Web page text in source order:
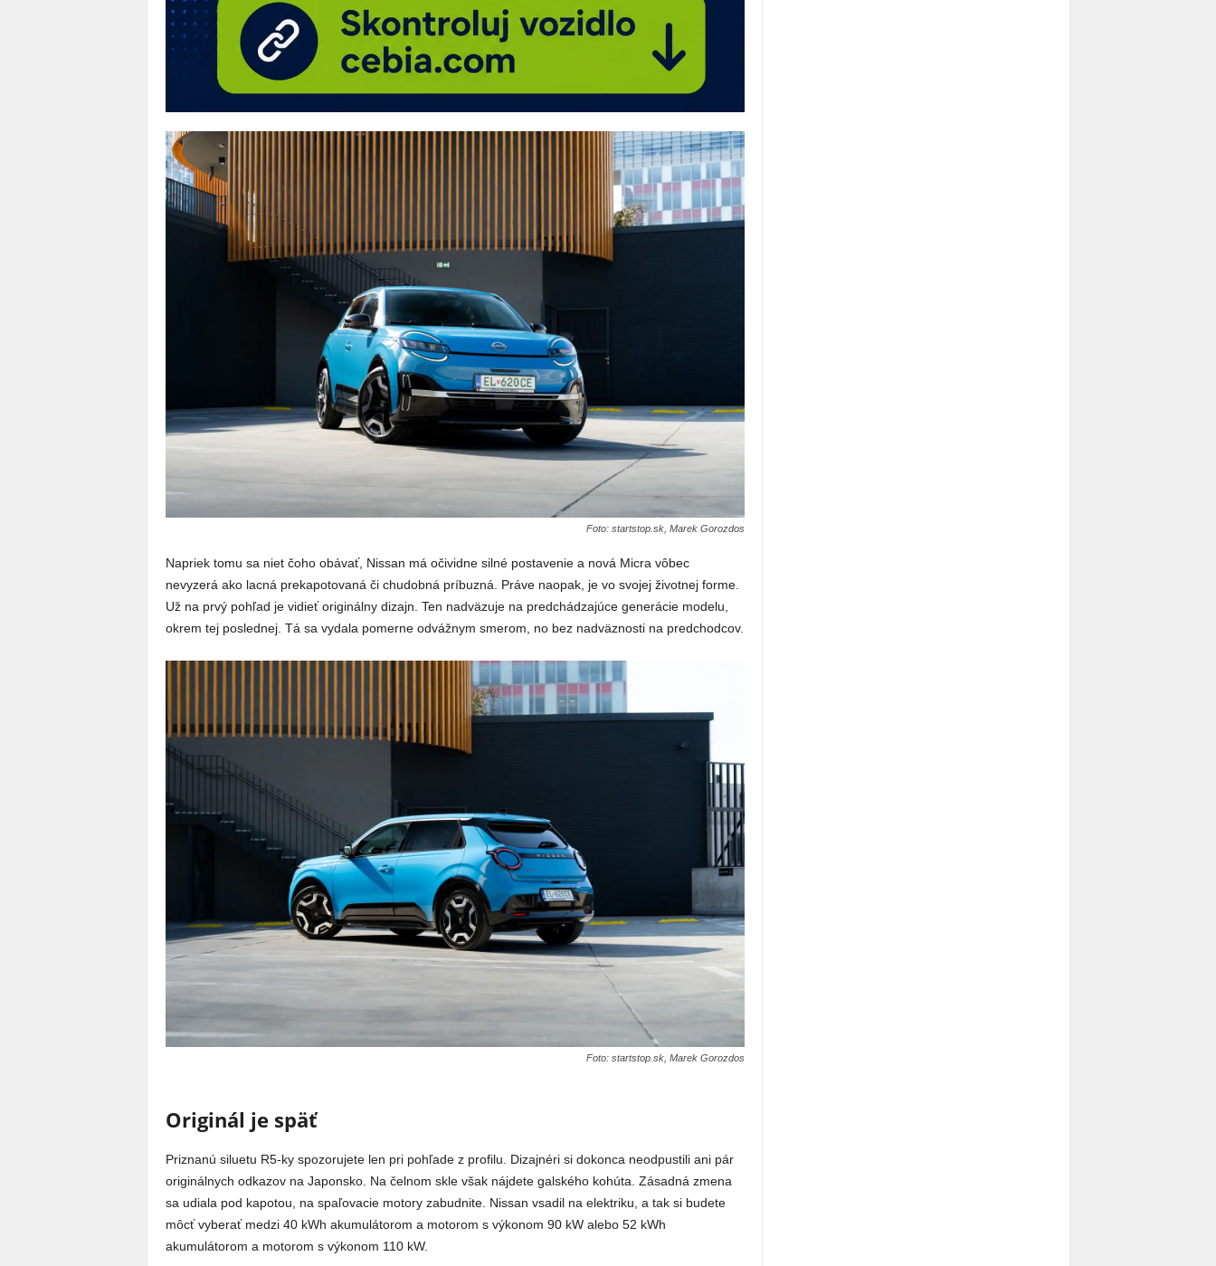
Foto: startstop.sk, Marek Gorozdos
Napriek tomu sa niet čoho obávať, Nissan má očividne silné postavenie a nová Micra vôbec
nevyzerá ako lacná prekapotovaná či chudobná príbuzná. Práve naopak, je vo svojej životnej forme.
Už na prvý pohľad je vidieť originálny dizajn. Ten nadväzuje na predchádzajúce generácie modelu,
okrem tej poslednej. Tá sa vydala pomerne odvážnym smerom, no bez nadväznosti na predchodcov.
Foto: startstop.sk, Marek Gorozdos
Originál je späť
Priznanú siluetu R5-ky spozorujete len pri pohľade z profilu. Dizajnéri si dokonca neodpustili ani pár
originálnych odkazov na Japonsko. Na čelnom skle však nájdete galského kohúta. Zásadná zmena
sa udiala pod kapotou, na spaľovacie motory zabudnite. Nissan vsadil na elektriku, a tak si budete
môcť vyberať medzi 40 kWh akumulátorom a motorom s výkonom 90 kW alebo 52 kWh
akumulátorom a motorom s výkonom 110 kW.